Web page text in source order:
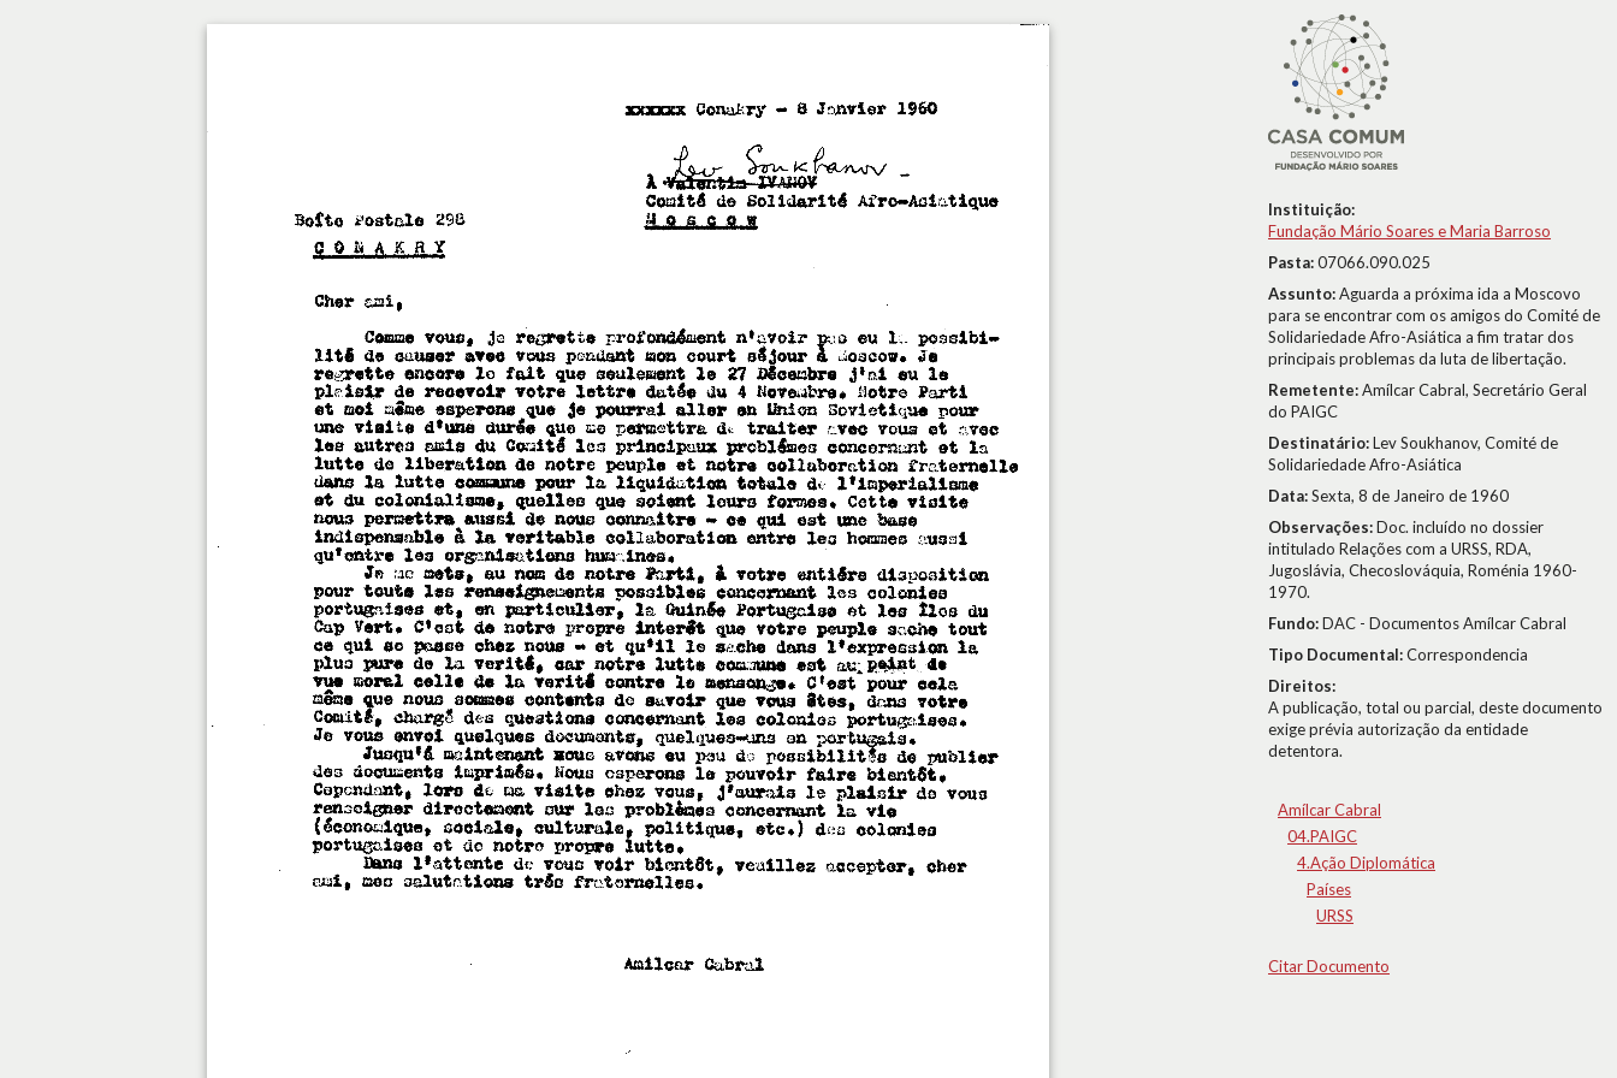
Instituição:
Fundação Mário Soares e Maria Barroso
Pasta:07066.090.025
Assunto:Aguarda a próxima ida a Moscovo
para se encontrar com os amigos do Comité de
Solidariedade Afro-Asiática a fim tratar dos
principais problemas da luta de libertação.
Remetente:Amílcar Cabral, Secretário Geral
do PAIGC
Destinatário:Lev Soukhanov, Comité de
Solidariedade Afro-Asiática
Data:Sexta, 8 de Janeiro de 1960
Observações:Doc. incluído no dossier
intitulado Relações com a URSS, RDA,
Jugoslávia, Checoslováquia, Roménia 1960-
1970.
Fundo:DAC - Documentos Amílcar Cabral
Tipo Documental:Correspondencia
Direitos:
A publicação, total ou parcial, deste documento
exige prévia autorização da entidade
detentora.
Amílcar Cabral
04.PAIGC
4.Ação Diplomática
Países
URSS
Citar Documento